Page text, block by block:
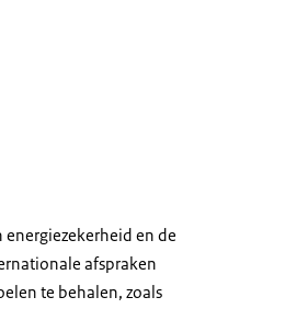
en de
afspraken
te behalen, zoals